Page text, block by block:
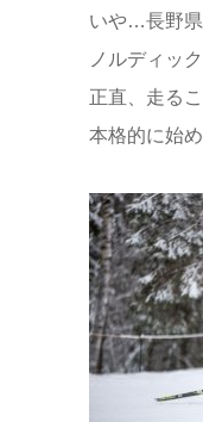
いや…長野
ノルディッ
正直、走る
本格的に始